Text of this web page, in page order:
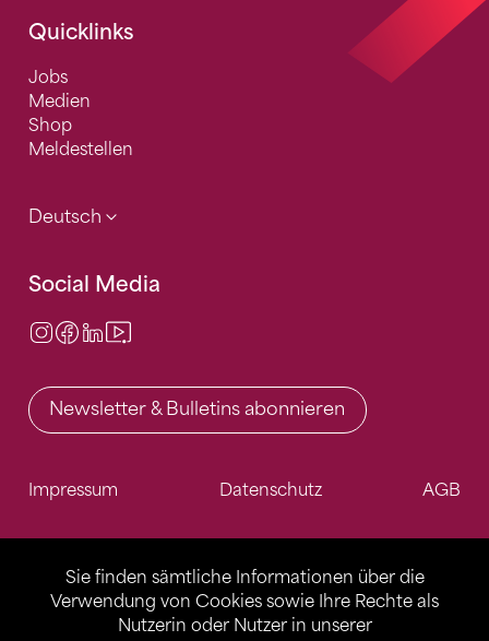
Sie finden sämtliche Informationen über die
Verwendung von Cookies sowie Ihre Rechte als
Nutzerin oder Nutzer in unserer
Quicklinks
Jobs
Medien
Shop
Meldestellen
Deutsch
Social Media
Instagram
Facebook
LinkedIn
Newsletter & Bulletins abonnieren
Impressum Datenschutz AGB